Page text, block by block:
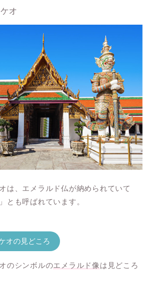
オ
は、エメラルド仏が納められていて
とも呼ばれています。
オの見どころ
のシンボルのエメラルド像は見どころ